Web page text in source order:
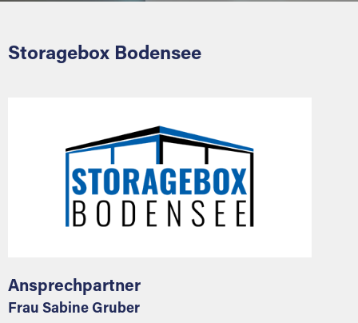
Storagebox Bodensee
Ansprechpartner
Frau Sabine Gruber